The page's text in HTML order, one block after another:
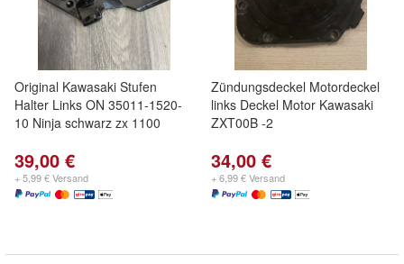
Original Kawasaki Stufen
Halter Links ON 35011-1520-
10 Ninja schwarz zx 1100
39,00 €
+ 5,99 € Versand
Zündungsdeckel Motordeckel
links Deckel Motor Kawasaki
ZXT00B -2
34,00 €
+ 6,99 € Versand